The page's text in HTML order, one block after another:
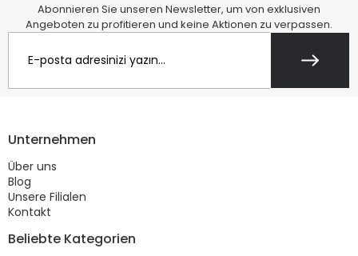
Abonnieren Sie unseren Newsletter, um von exklusiven
Angeboten zu profitieren und keine Aktionen zu verpassen.
Unternehmen
Über uns
Blog
Unsere Filialen
Kontakt
Beliebte Kategorien